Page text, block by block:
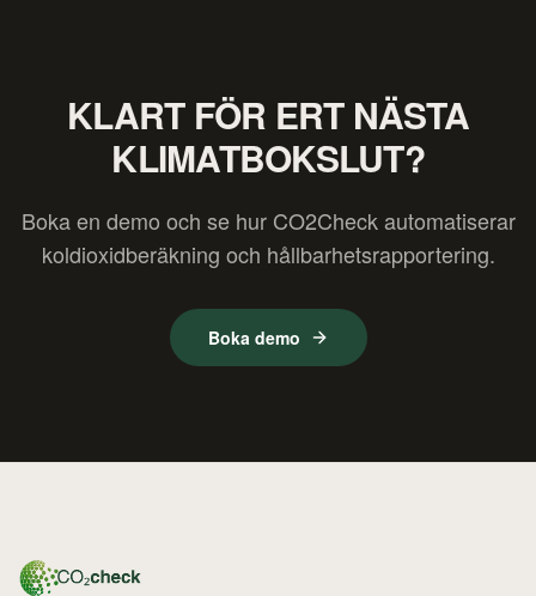
KLART FÖR ERT NÄSTA
KLIMATBOKSLUT?
Boka en demo och se hur CO2Check automatiserar
koldioxidberäkning och hållbarhetsrapportering.
Boka demo